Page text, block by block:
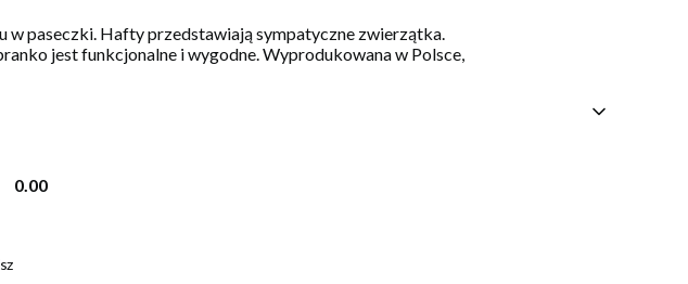
w paseczki. Hafty przedstawiają sympatyczne zwierzątka.
jest funkcjonalne i wygodne. Wyprodukowana w Polsce,
0.00